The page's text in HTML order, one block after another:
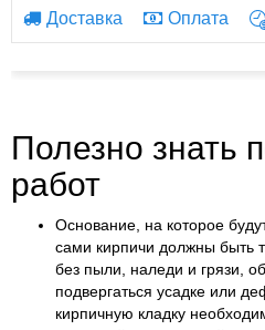
Доставка Оплата
Полезно знать
работ
Основание, на которое
сами кирпичи должны быть
без пыли, наледи и грязи,
подвергаться усадке или
кирпичную кладку